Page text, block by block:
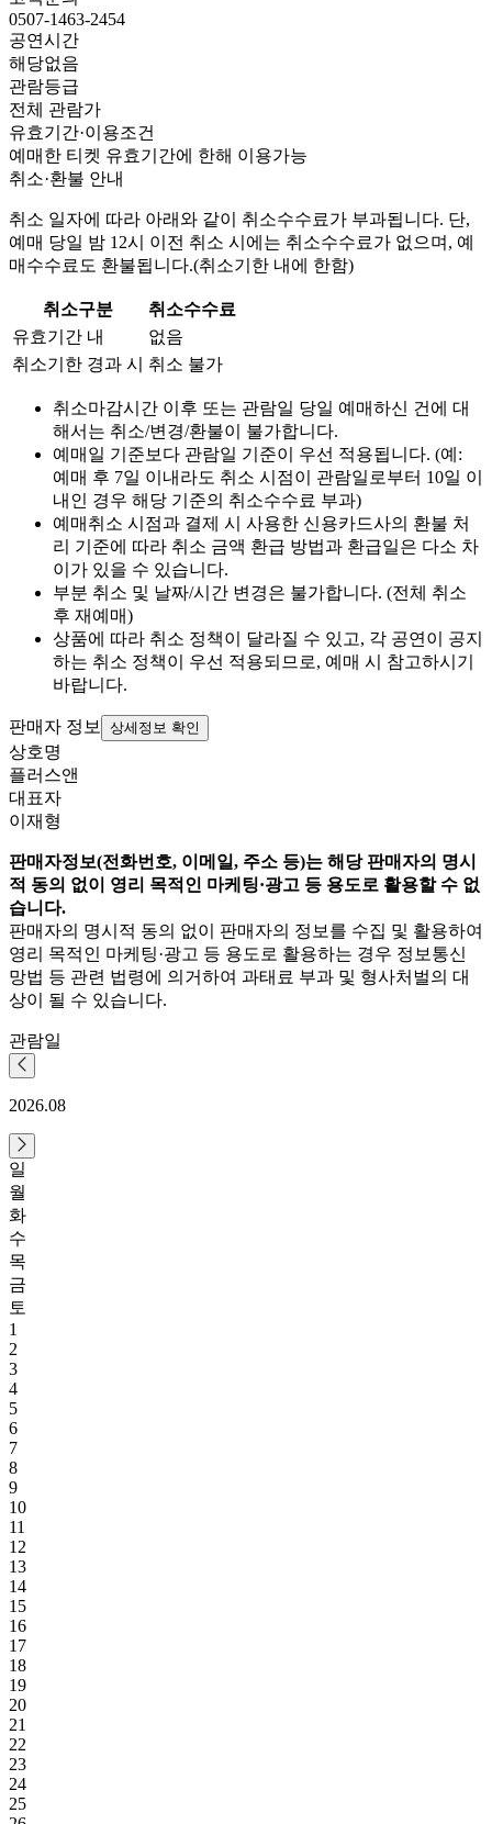
0507-1463-2454
공연시간
해당없음
관람등급
전체 관람가
유효기간·이용조건
예매한 티켓 유효기간에 한해 이용가능
취소·환불 안내
취소 일자에 따라 아래와 같이 취소수수료가 부과됩니다. 단,
예매 당일 밤 12시 이전 취소 시에는 취소수수료가 없으며, 예
매수수료도 환불됩니다.(취소기한 내에 한함)
취소구분
취소수수료
유효기간 내
없음
취소기한 경과 시
취소 불가
취소마감시간 이후 또는 관람일 당일 예매하신 건에 대
해서는 취소/변경/환불이 불가합니다.
예매일 기준보다 관람일 기준이 우선 적용됩니다. (예:
예매 후 7일 이내라도 취소 시점이 관람일로부터 10일 이
내인 경우 해당 기준의 취소수수료 부과)
예매취소 시점과 결제 시 사용한 신용카드사의 환불 처
리 기준에 따라 취소 금액 환급 방법과 환급일은 다소 차
이가 있을 수 있습니다.
부분 취소 및 날짜/시간 변경은 불가합니다. (전체 취소
후 재예매)
상품에 따라 취소 정책이 달라질 수 있고, 각 공연이 공지
하는 취소 정책이 우선 적용되므로, 예매 시 참고하시기
바랍니다.
판매자 정보 상세정보 확인
상호명
플러스앤
대표자
이재형
판매자정보(전화번호, 이메일, 주소 등)는 해당 판매자의 명시
적 동의 없이 영리 목적인 마케팅·광고 등 용도로 활용할 수 없
습니다.
판매자의 명시적 동의 없이 판매자의 정보를 수집 및 활용하여
영리 목적인 마케팅·광고 등 용도로 활용하는 경우 정보통신
망법 등 관련 법령에 의거하여 과태료 부과 및 형사처벌의 대
상이 될 수 있습니다.
관람일
2026.08
일
월
화
수
목
금
토
1
2
3
4
5
6
7
8
9
10
11
12
13
14
15
16
17
18
19
20
21
22
23
24
25